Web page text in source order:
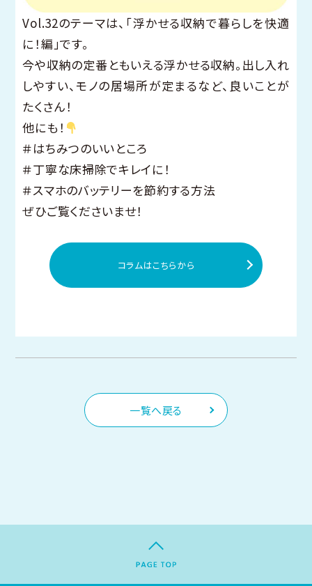
Vol.32のテーマは、「浮かせる収納で暮らしを快適
に！編」です。
今や収納の定番ともいえる浮かせる収納。出し入れ
しやすい、モノの居場所が定まるなど、良いことが
たくさん！
他にも！
＃はちみつのいいところ
＃丁寧な床掃除でキレイに！
＃スマホのバッテリーを節約する方法
ぜひご覧くださいませ！
コラムはこちらから
一覧へ戻る